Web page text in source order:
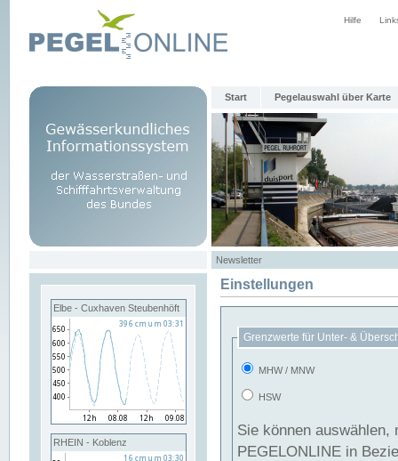
Hilfe
Start Pegelauswahl über Karte
Newsletter
Elbe - Cuxhaven Steubenhöft
RHEIN - Koblenz
Einstellungen
Grenzwerte für Unter- &
MHW / MNW
HSW
Sie können
PEGELONLINE in Beziehung